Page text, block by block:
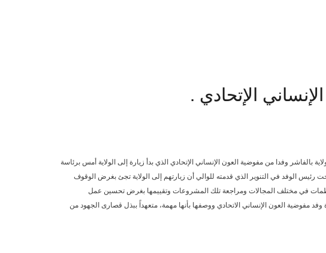
الإتحادي .
بالفاشر وفدا من مفوضية العون الإنساني الإتحادي الذي بدأ زيارة إلى الولاية أمس برئاسة
رئيس الوفد في التنوير الذي قدمته للوالي أن زيارتهم إلى الولاية تجئ بغرض الوقوف
في مختلف المجالات ومراجعة تلك المشروعات وتقييمها بغرض تحسين عمل
مفوضية العون الإنساني الاتحادي ووصفها بأنها مهمة، متعهداً ببذل قصارى الجهود من